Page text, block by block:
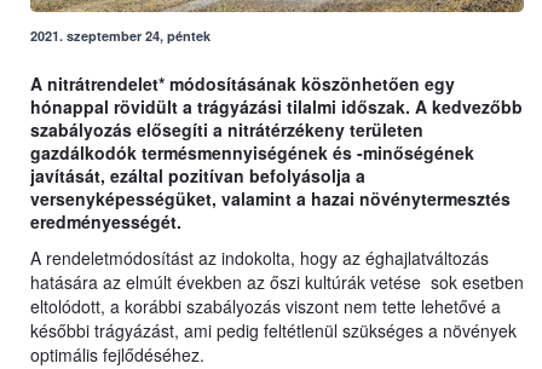
2021. szeptember 24, péntek
A nitrátrendelet* módosításának köszönhetően egy
hónappal rövidült a trágyázási tilalmi időszak. A kedvezőbb
szabályozás elősegíti a nitrátérzékeny területen
gazdálkodók termésmennyiségének és -minőségének
javítását, ezáltal pozitívan befolyásolja a
versenyképességüket, valamint a hazai növénytermesztés
eredményességét.
A rendeletmódosítást az indokolta, hogy az éghajlatváltozás
hatására az elmúlt években az őszi kultúrák vetése sok esetben
eltolódott, a korábbi szabályozás viszont nem tette lehetővé a
későbbi trágyázást, ami pedig feltétlenül szükséges a növények
optimális fejlődéséhez.